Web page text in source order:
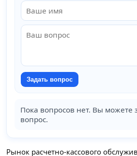
Задать вопрос
Пока вопросов нет. Вы можете
вопрос.
Рынок расчетно-кассового